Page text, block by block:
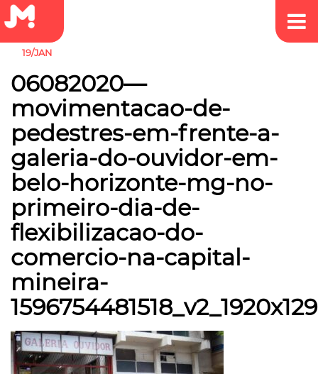
19/JAN
06082020—
movimentacao-de-
pedestres-em-frente-a-
galeria-do-ouvidor-em-
belo-horizonte-mg-no-
primeiro-dia-de-
flexibilizacao-do-
comercio-na-capital-
mineira-